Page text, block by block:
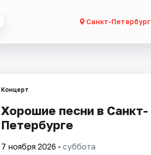
Санкт-Петербург
Концерт
Хорошие песни в Санкт-
Петербурге
7 ноября 2026 • суббота